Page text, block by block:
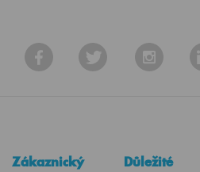
Zákaznický
Důležité